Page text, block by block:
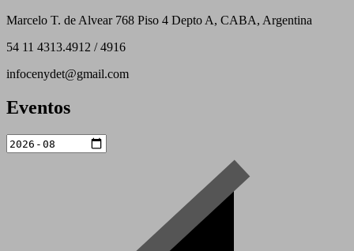
Marcelo T. de Alvear 768 Piso 4 Depto A, CABA, Argentina
54 11 4313.4912 / 4916
infocenydet@gmail.com
Eventos